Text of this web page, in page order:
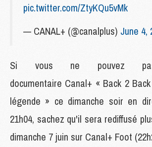
pic.twitter.com/ZtyKQu5vMk
— CANAL+ (@canalplus) June 4,
Si vous ne pouvez
documentaire Canal+ « Back 2
légende » ce dimanche soir en
21h04, sachez qu'il sera rediffusé
dimanche 7 juin sur Canal+ Foot